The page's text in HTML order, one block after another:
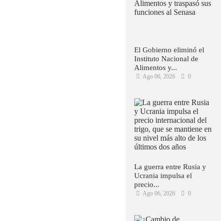
El Gobierno eliminó el
Instituto Nacional de
Alimentos y...
Ago 06, 2026 0
La guerra entre Rusia y
Ucrania impulsa el
precio...
Ago 06, 2026 0